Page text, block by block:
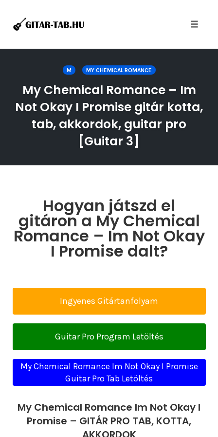
M MY CHEMICAL ROMANCE
My Chemical Romance – Im
Not Okay I Promise gitár kotta,
tab, akkordok, guitar pro
[Guitar 3]
Hogyan játszd el
gitáron a My Chemical
Romance – Im Not Okay
I Promise dalt?
Ingyenes Gitártanfolyam
Guitar Pro Program Letöltés
My Chemical Romance Im Not Okay I Promise
Guitar Pro Tab Letöltés
My Chemical Romance Im Not Okay I
Promise – GITÁR PRO TAB, KOTTA,